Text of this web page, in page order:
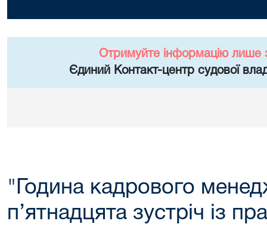
Отримуйте інформацію лише
Єдиний Контакт-центр судової
"Година кадрового
п’ятнадцята зустріч із